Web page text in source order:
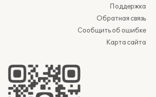
Поддержка
Обратная связь
Сообщить об ошибке
Карта сайта